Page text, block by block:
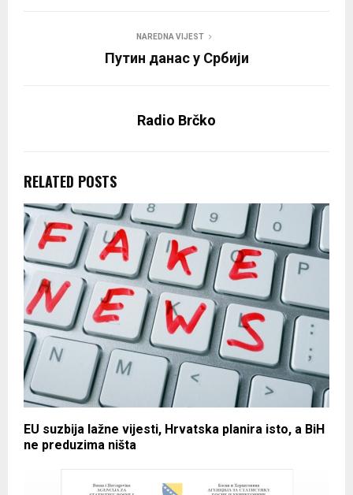
NAREDNA VIJEST
Путин данас у Србији
Radio Brčko
RELATED POSTS
EU suzbija lažne vijesti, Hrvatska planira isto, a BiH
ne preduzima ništa